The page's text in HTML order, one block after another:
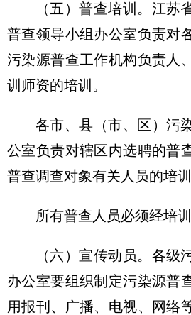
（五）普查培训。 江苏
普查领导小组办公室负责对
污染源普查工作机构负责人
训师资的培训。
各市、县（市、区）污
公室负责对辖区内选聘的普
普查调查对象有关人员的培训
所有普查人员必须经培
（六）宣传动员。 各级
办公室要组织制定污染源普
用报刊、广播、电视、网络